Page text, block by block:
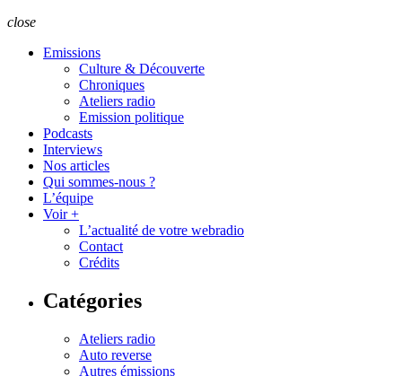
close
Emissions
Culture & Découverte
Chroniques
Ateliers radio
Emission politique
Podcasts
Interviews
Nos articles
Qui sommes-nous ?
L’équipe
Voir +
L’actualité de votre webradio
Contact
Crédits
Catégories
Ateliers radio
Auto reverse
Autres émissions